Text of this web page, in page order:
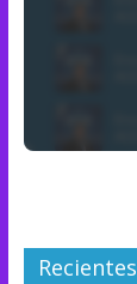
Recientes